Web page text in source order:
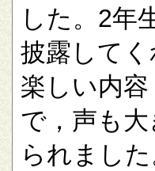
した。2年
披露して
楽しい内容
で，声も
られまし